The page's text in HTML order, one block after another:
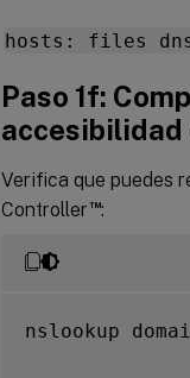
hosts: files
Paso 1f:
accesibilidad
Verifica que puedes
Controller™:
nslookup